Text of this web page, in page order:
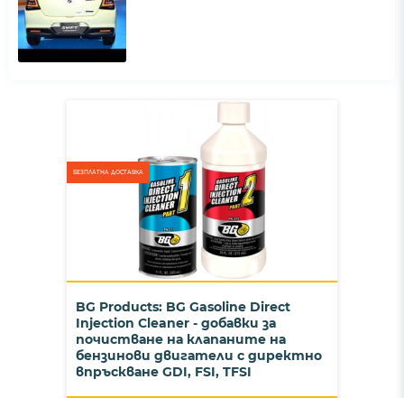
БЕЗПЛАТНА ДОСТАВКА
BG Products: BG Gasoline Direct
Injection Cleaner - добавки за
почистване на клапаните на
бензинови двигатели с директно
впръскване GDI, FSI, TFSI